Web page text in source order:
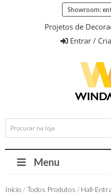
Showroom:
Projetos de
Entrar /
Menu
Início /Todos Produtos / Hall-